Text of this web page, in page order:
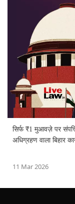
सिर्फ ₹1 मुआवज़े पर
अधिग्रहण वाला बिहार
11 Mar 2026